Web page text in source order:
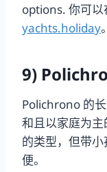
options. 你可以
yachts.holiday。
9)
Polichrono 的
和且以家庭为主
的类型，但带
便。